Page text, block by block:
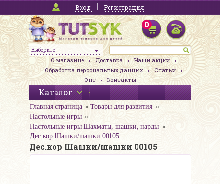
Вход Регистрация
Выберите
0
О магазине Доставка
Наши акции
Обработка персональных данных
Статьи
Опт
Контакты
Каталог
Главная страница
Товары для развития
Настольные игры
Настольные игры Шахматы, шашки, нарды
Дес.кор Шашки/шашки 00105
Дес.кор Шашки/шашки 00105